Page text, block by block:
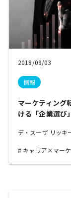
2018/09/03
情報
マーケティング
ける「企業選び
デ・スーザ リッキ
キャリア×マーケ